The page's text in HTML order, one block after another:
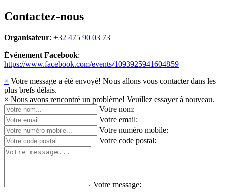
Contactez-nous
Organisateur: +32 475 90 03 73
Événement Facebook:
https://www.facebook.com/events/1093925941604859
× Votre message a été envoyé! Nous allons vous contacter dans les
plus brefs délais.
× Nous avons rencontré un problème! Veuillez essayer à nouveau.
Votre nom:
Votre email:
Votre numéro mobile:
Votre code postal:
Votre message: